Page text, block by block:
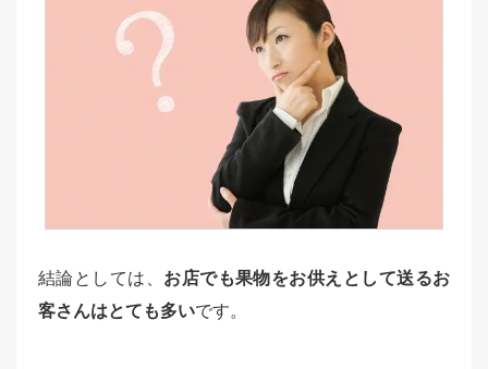
結論としては、 お店でも果物をお供えとして送るお
客さんはとても多いです。